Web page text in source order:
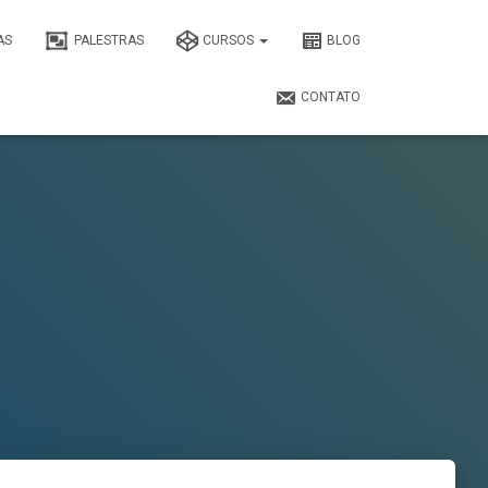
PALESTRAS CURSOS BLOG
CONTATO